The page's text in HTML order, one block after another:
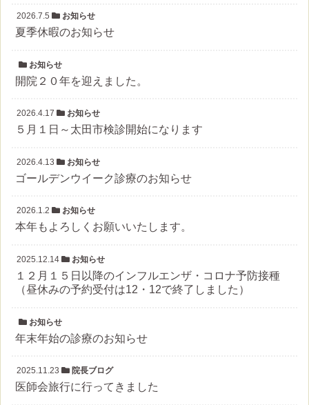
2026.7.5 お知らせ
夏季休暇のお知らせ
お知らせ
開院２０年を迎えました。
2026.4.17 お知らせ
５月１日～太田市検診開始になります
2026.4.13 お知らせ
ゴールデンウイーク診療のお知らせ
2026.1.2 お知らせ
本年もよろしくお願いいたします。
2025.12.14 お知らせ
１２月１５日以降のインフルエンザ・コロナ予防接種
（昼休みの予約受付は12・12で終了しました）
お知らせ
年末年始の診療のお知らせ
2025.11.23 院長ブログ
医師会旅行に行ってきました